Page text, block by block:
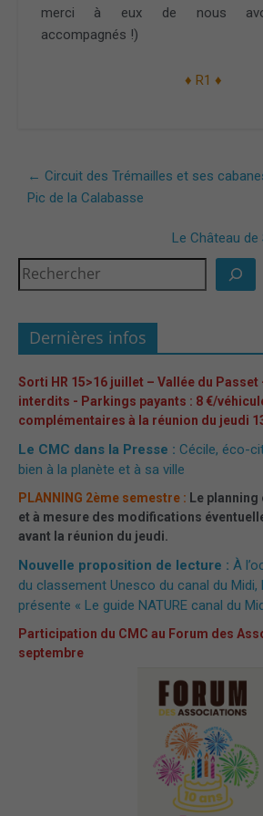
merci à eux de nous
accompagnés !)
♦ R1 ♦
← Circuit des Trémailles et ses
Pic de la Calabasse​
Le Château
Dernières infos
Sorti HR 15>16 juillet – Vallée du
interdits - Parkings payants : 8 €/
complémentaires à la réunion du jeudi
Le CMC dans la Presse : Cécile, éco-
bien à la planète et à sa ville
PLANNING 2ème semestre : Le
et à mesure des modifications
avant la réunion du jeudi.
Nouvelle proposition de lecture : À
du classement Unesco du canal du Midi,
présente « Le guide NATURE canal du
Participation du CMC au Forum des
septembre